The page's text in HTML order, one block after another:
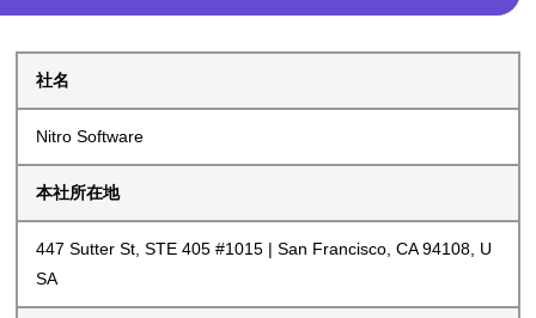
社名
Nitro Software
本社所在地
447 Sutter St, STE 405 #1015 | San Francisco, CA 94108, U
SA